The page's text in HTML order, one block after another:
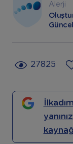
Alerji
27825